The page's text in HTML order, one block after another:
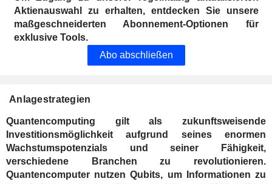
Aktienauswahl zu erhalten, entdecken Sie unsere
maßgeschneiderten Abonnement-Optionen für
exklusive Tools.
Abo abschließen
Anlagestrategien
Quantencomputing gilt als zukunftsweisende
Investitionsmöglichkeit aufgrund seines enormen
Wachstumspotenzials und seiner Fähigkeit,
verschiedene Branchen zu revolutionieren.
Quantencomputer nutzen Qubits, um Informationen zu